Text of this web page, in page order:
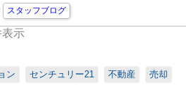
スタッフブログ
表示
ン センチュリー21 不動産 売却